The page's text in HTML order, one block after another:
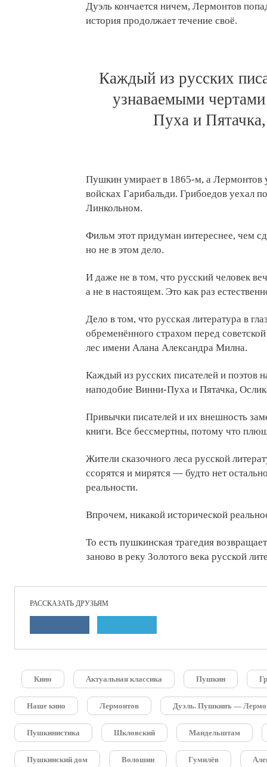
Дуэль кончается ничем, Лермонтов
история продолжает течение своё.
Каждый из русских
узнаваемыми
Пуха и
Пушкин умирает в 1865-м, а Лермонтов
войсках Гарибальди. Грибоедов уехал
Линкольном.
Фильм этот придуман интереснее, чем
но не в этом дело.
И даже не в том, что русский человек
а не в настоящем. Это как раз
Дело в том, что русская литература в
обременённого страхом перед
лес имени Алана Александра Милна.
Каждый из русских писателей и поэтов
наподобие Винни-Пуха и Пятачка,
Привычки писателей и их внешность
книги. Все бессмертны, потому что
Жители сказочного леса русской
ссорятся и мирятся — будто нет
реальности.
Впрочем, никакой исторической
То есть пушкинская трагедия
заново в реку Золотого века русской
РАССКАЗАТЬ ДРУЗЬЯМ
Кино Актуальная классика Пушкин
Наше кино Лермонтов Дуэль. Пушкинъ —
Пушкинистика Шкловский Мандельштам
Пушкинский дом Волошин Гумилёв